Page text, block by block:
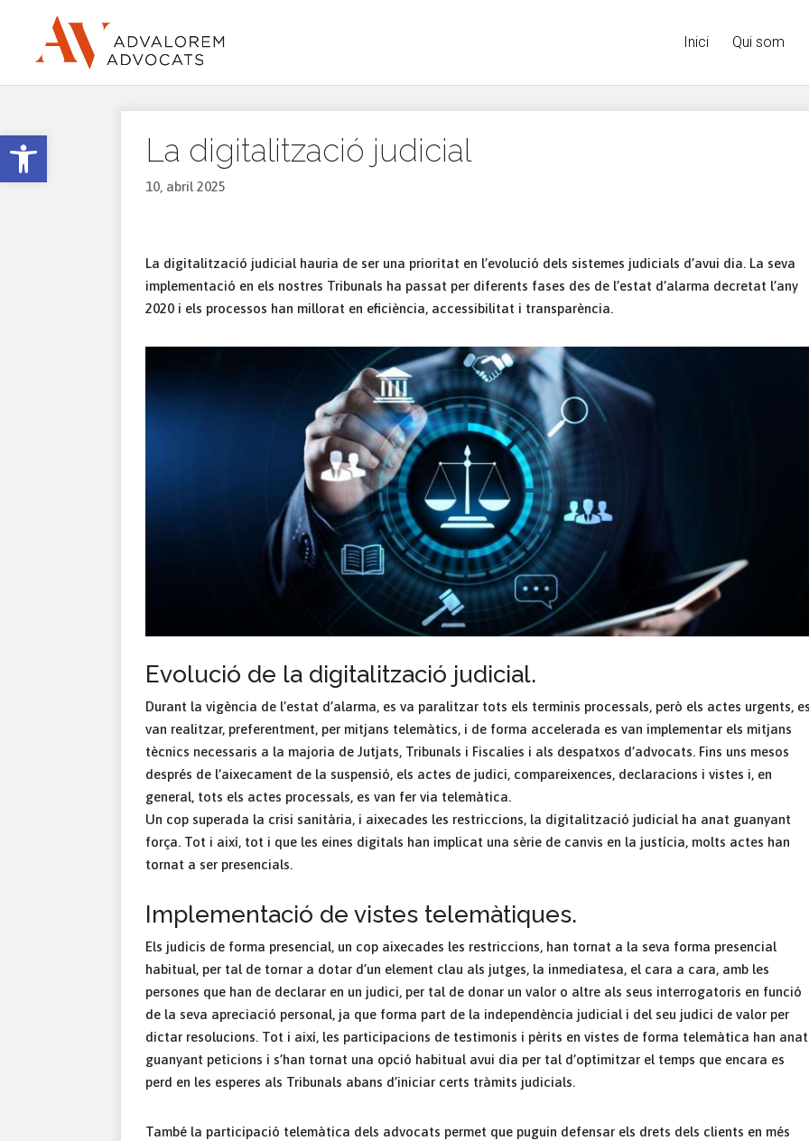
Obre la barra d'eines
Inici Qui som
La digitalització judicial
10, abril 2025
La digitalització judicial hauria de ser una prioritat en l’evolució dels sistemes judicials d’avui dia. La seva
implementació en els nostres Tribunals ha passat per diferents fases des de l’estat d’alarma decretat l’any
2020 i els processos han millorat en eficiència, accessibilitat i transparència.
Evolució de la digitalització judicial.
Durant la vigència de l’estat d’alarma, es va paralitzar tots els terminis processals, però els actes urgents,
van realitzar, preferentment, per mitjans telemàtics, i de forma accelerada es van implementar els mitjans
tècnics necessaris a la majoria de Jutjats, Tribunals i Fiscalies i als despatxos d’advocats. Fins uns mesos
després de l’aixecament de la suspensió, els actes de judici, compareixences, declaracions i vistes i, en
general, tots els actes processals, es van fer via telemàtica.
Un cop superada la crisi sanitària, i aixecades les restriccions, la digitalització judicial ha anat guanyant
força. Tot i així, tot i que les eines digitals han implicat una sèrie de canvis en la justícia, molts actes han
tornat a ser presencials.
Implementació de vistes telemàtiques.
Els judicis de forma presencial, un cop aixecades les restriccions, han tornat a la seva forma presencial
habitual, per tal de tornar a dotar d’un element clau als jutges, la inmediatesa, el cara a cara, amb les
persones que han de declarar en un judici, per tal de donar un valor o altre als seus interrogatoris en funció
de la seva apreciació personal, ja que forma part de la independència judicial i del seu judici de valor per
dictar resolucions. Tot i així, les participacions de testimonis i pèrits en vistes de forma telemàtica han anat
guanyant peticions i s’han tornat una opció habitual avui dia per tal d’optimitzar el temps que encara es
perd en les esperes als Tribunals abans d’iniciar certs tràmits judicials.
També la participació telemàtica dels advocats permet que puguin defensar els drets dels clients en més